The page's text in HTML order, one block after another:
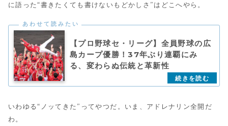
に語った“書きたくても書けないもどかしさ”はどこへやら。
【プロ野球セ・リーグ】全員野球の広
島カープ優勝！37年ぶり連覇にみ
る、変わらぬ伝統と革新性
いわゆる“ノッてきた”ってやつだ。いま、アドレナリン全開だ
わ。